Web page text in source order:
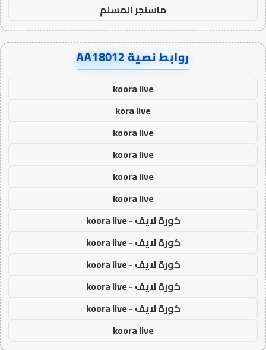
ماسنجر المسلم
روابط نصية AA18012
koora live
kora live
koora live
koora live
koora live
koora live
كورة لايف - koora live
كورة لايف - koora live
كورة لايف - koora live
كورة لايف - koora live
كورة لايف - koora live
koora live